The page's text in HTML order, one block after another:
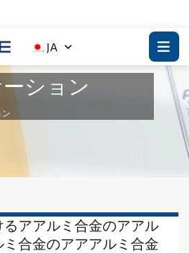
JA
ション
ン
アアルミ合金のアアル
ミ合金のアアアルミ合金